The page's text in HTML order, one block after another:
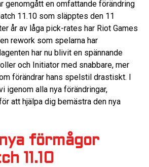
genomgått en omfattande förändring
11.10 som släpptes den 11
år av låga pick-rates har Riot Games
rework som spelarna har
har nu blivit en spännande
och Initiator med snabbare, mer
förändrar hans spelstil drastiskt. I
igenom alla nya förändringar,
att hjälpa dig bemästra den nya
förmågor
11.10